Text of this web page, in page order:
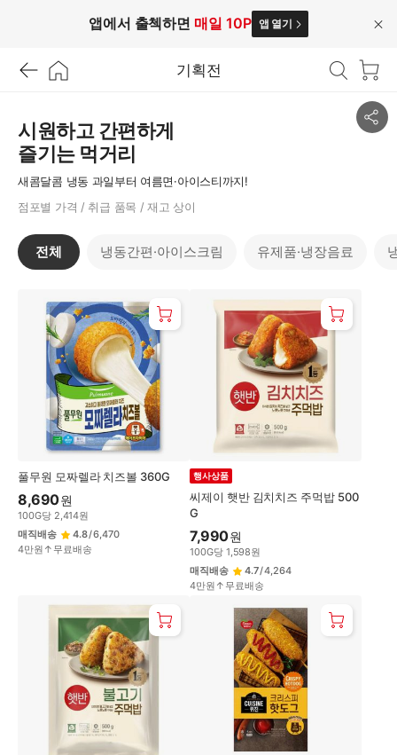
앱에서 출첵하면 매일 10P 앱 열기
닫
기획전
시원하고 간편하게
즐기는 먹거리
새콤달콤 냉동 과일부터 여름면·아이스티까지!
점포별 가격 / 취급 품목 / 재고 상이
공
전체 냉동간편·아이스크림 유제품·냉장음료
풀무원 모짜렐라 치즈볼 360G
8,690원
100G당 2,414원
매직배송
4.8/6,470
4만원↑무료배송
씨제이 햇반 김치치즈 주먹밥 500
G
행사상품
7,990원
100G당 1,598원
매직배송
4.7/4,264
4만원↑무료배송